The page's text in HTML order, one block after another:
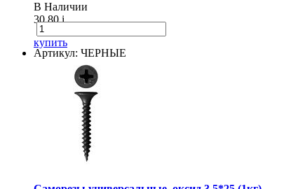
В Наличии
30.80i
купить
Артикул: ЧЕРНЫЕ